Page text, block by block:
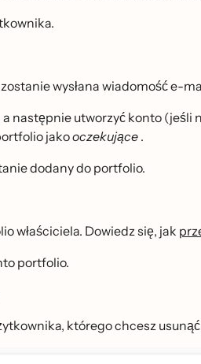
wysłana wiadomość e-
następnie utworzyć konto (jeśli
jakooczekujące .
dodany do portfolio.
właściciela. Dowiedz się, jak
portfolio.
którego chcesz